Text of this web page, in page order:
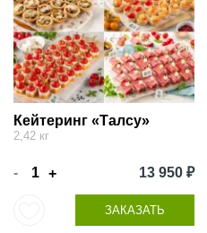
Кейтеринг «Талсу»
2,42 кг
- + 13 950 ₽
ЗАКАЗАТЬ